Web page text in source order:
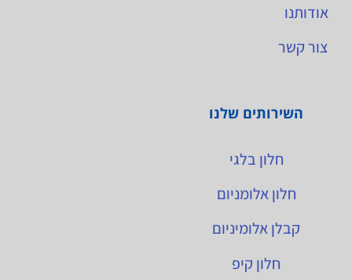
אודותנו
צור קשר
השירותים שלנו
חלון בלגי
חלון אלומניום
קבלן אלומיניום
חלון קיפ